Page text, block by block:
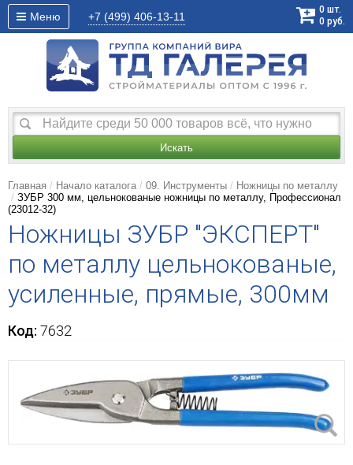
Меню +7 (499) 406-13-11
0 шт.
0 руб.
Искать
Главная Начало каталога 09. Инструменты
Ножницы по металлу
ЗУБР 300 мм, цельнокованые ножницы по металлу, Профессионал
(23012-32)
Ножницы ЗУБР "ЭКСПЕРТ"
по металлу цельнокованые,
усиленные, прямые, 300мм
Код: 7632